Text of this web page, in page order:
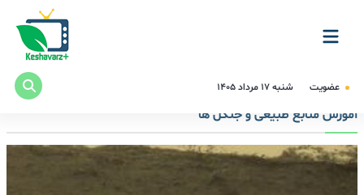
عضویت شنبه ۱۷ مرداد ۱۴۰۵
آموزش منابع طبیعی و جنگل ها